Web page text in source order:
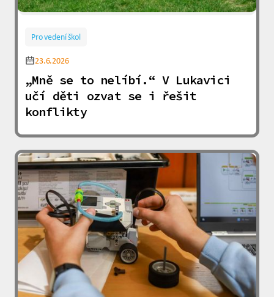
Pro vedení škol
23.6.2026
„Mně se to nelíbí.“ V Lukavici
učí děti ozvat se i řešit
konflikty